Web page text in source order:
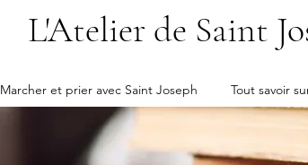
Marcher et prier avec Saint Joseph Tout savoir
L'Atelier de Saint